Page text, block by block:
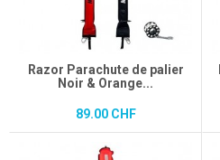
Razor Parachute de palier
Noir & Orange...
89.00 CHF